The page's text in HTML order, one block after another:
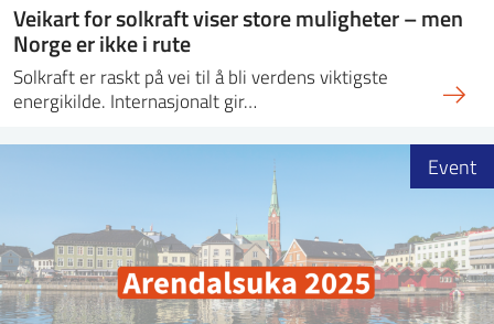
Veikart for solkraft viser store muligheter – men
Norge er ikke i rute
Solkraft er raskt på vei til å bli verdens viktigste
energikilde. Internasjonalt gir…
Event